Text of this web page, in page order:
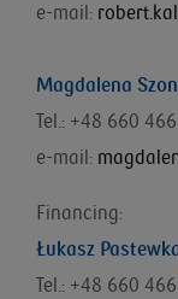
e-mail:
Magdalena
Tel.: +48 660
e-mail:
Financing:
Łukasz
Tel.: +48 660